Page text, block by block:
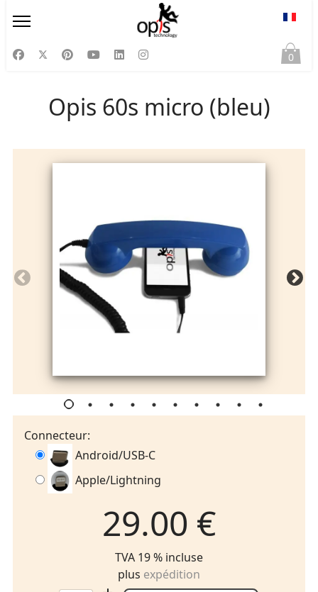
0
Opis 60s micro (bleu)
Connecteur:
Android/USB-C
Apple/Lightning
29.00 €
TVA 19 % incluse
plus expédition